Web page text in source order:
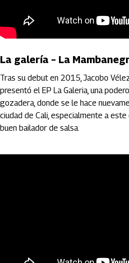
La galería – La
Tras su debut en 2015, Jacobo
presentó el EP La Galeria, una
gozadera, donde se le hace
ciudad de Cali, especialmente a
buen bailador de salsa.